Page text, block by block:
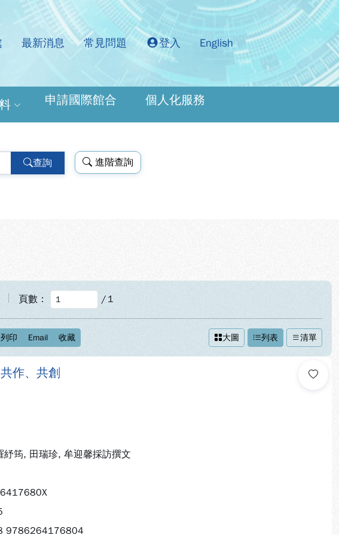
最新消息 常見問題 登入 English
申請國際館合 個人化服務
查詢 進階查詢
頁數： / 1
列印 Email 收藏 大圖 列表 清單
作、共創
筠, 田瑞珍, 牟迎馨採訪撰文
9786264176804